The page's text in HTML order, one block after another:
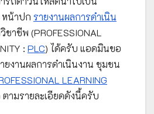
หน้าปก รายงานผลการดำเนิน
าชีพ (PROFESSIONAL
: PLC) ได้ครับ แอดมินขอ
งานผลการดำเนินงาน ชุมชน
LEARNING
ตามรายละเอียดดังนี้ครับ